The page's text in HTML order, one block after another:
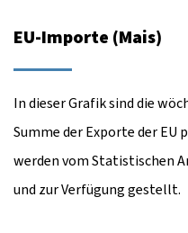
EU-Importe (Mais)
In dieser Grafik sind die
Summe der Exporte der EU
werden vom Statistischen
und zur Verfügung gestellt.